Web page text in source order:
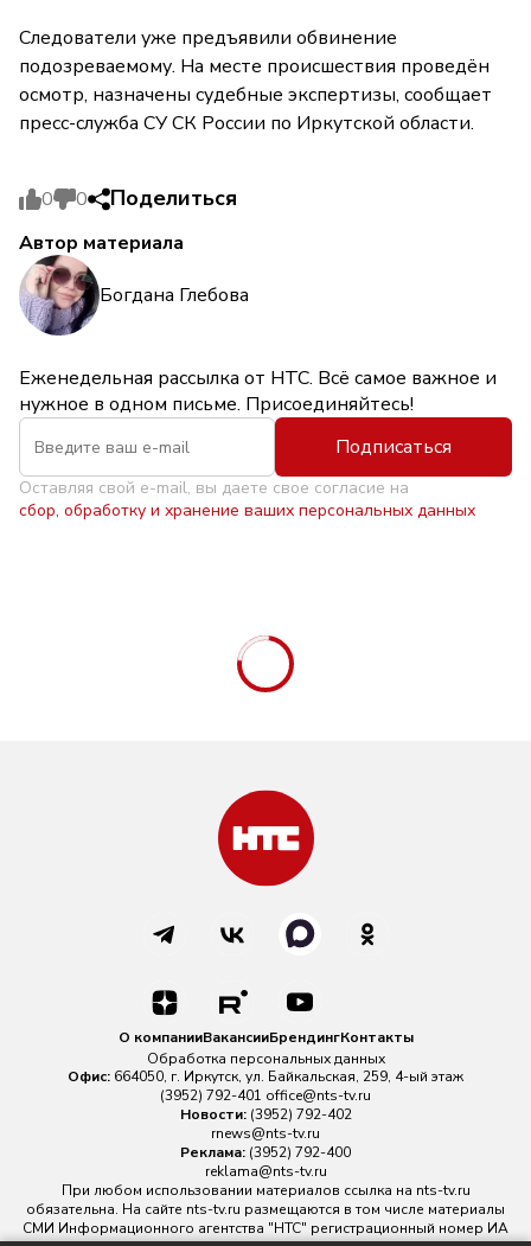
Следователи уже предъявили обвинение
подозреваемому. На месте происшествия проведён
осмотр, назначены судебные экспертизы, сообщает
пресс-служба СУ СК России по Иркутской области.
0 0 Поделиться
Автор материала
Богдана Глебова
Еженедельная рассылка от НТС. Всё самое важное и
нужное в одном письме. Присоединяйтесь!
Подписаться
Оставляя свой e-mail, вы даете свое согласие на
сбор, обработку и хранение ваших персональных данных
О компанииВакансииБрендингКонтакты
Обработка персональных данных
Офис: 664050, г. Иркутск, ул. Байкальская, 259, 4-ый этаж
(3952) 792-401 office@nts-tv.ru
Новости: (3952) 792-402
rnews@nts-tv.ru
Реклама: (3952) 792-400
reklama@nts-tv.ru
При любом использовании материалов ссылка на nts-tv.ru
обязательна. На сайте nts-tv.ru размещаются в том числе материалы
СМИ Информационного агентства "НТС" регистрационный номер ИА